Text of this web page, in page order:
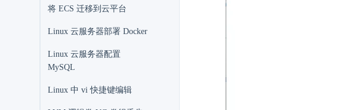
将 ECS 迁移到云平台
Linux 云服务器部署 Docker
Linux 云服务器配置
MySQL
Linux 中 vi 快捷键编辑